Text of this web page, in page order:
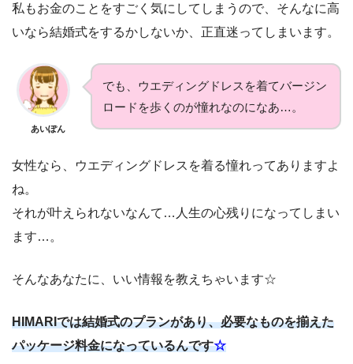
私もお金のことをすごく気にしてしまうので、そんなに高
いなら結婚式をするかしないか、正直迷ってしまいます。
あいぽん
でも、ウエディングドレスを着てバージン
ロードを歩くのが憧れなのになあ…。
女性なら、ウエディングドレスを着る憧れってありますよ
ね。
それが叶えられないなんて…人生の心残りになってしまい
ます…。
そんなあなたに、いい情報を教えちゃいます☆
HIMARIでは結婚式のプランがあり、必要なものを揃えた
パッケージ料金になっているんです☆